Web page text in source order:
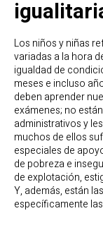
Los niños y niñas
variadas a la hora
igualdad de
meses e incluso
deben aprender
exámenes; no
administrativos y
muchos de ellos
especiales de
de pobreza e
de explotación,
Y, además, están
específicamente